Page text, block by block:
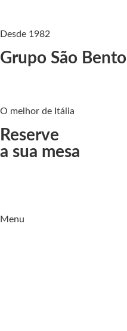
Desde 1982
Grupo São Bento
O melhor de Itália
Reserve
a sua mesa
Menu